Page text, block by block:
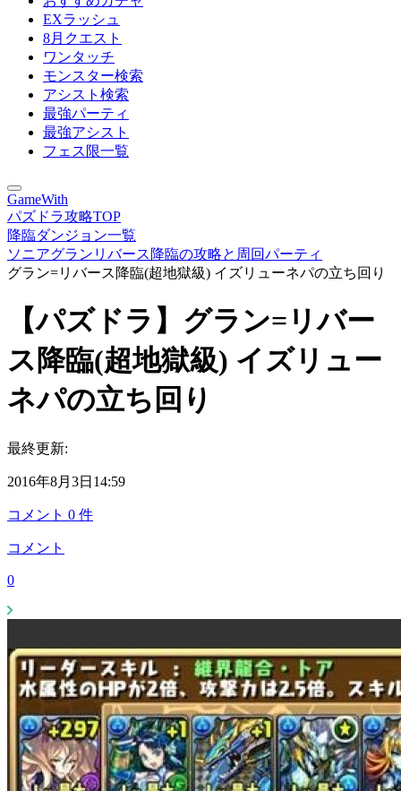
EXラッシュ
8月クエスト
ワンタッチ
モンスター検索
アシスト検索
最強パーティ
最強アシスト
フェス限一覧
GameWith
パズドラ攻略TOP
降臨ダンジョン一覧
ソニアグランリバース降臨の攻略と周回パーティ
グラン=リバース降臨(超地獄級) イズリューネパの立ち回り
【パズドラ】グラン=リバー
ス降臨(超地獄級) イズリュー
ネパの立ち回り
最終更新:
2016年8月3日14:59
コメント 0 件
コメント
0